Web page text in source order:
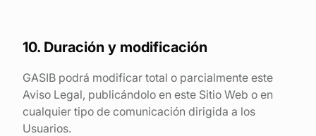
10. Duración y modificación
GASIB podrá modificar total o parcialmente este
Aviso Legal, publicándolo en este Sitio Web o en
cualquier tipo de comunicación dirigida a los
Usuarios.